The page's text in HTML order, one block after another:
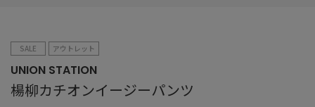
SALE アウトレット
UNION STATION
楊柳カチオンイージーパンツ